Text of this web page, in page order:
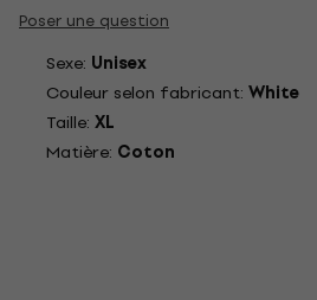
Poser une question
Sexe: Unisex
Couleur selon fabricant: White
Taille: XL
Matière: Coton